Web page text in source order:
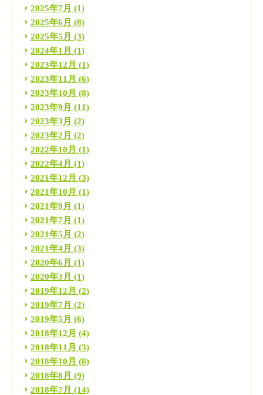
2025年7月 (1)
2025年6月 (8)
2025年5月 (3)
2024年1月 (1)
2023年12月 (1)
2023年11月 (6)
2023年10月 (8)
2023年9月 (11)
2023年3月 (2)
2023年2月 (2)
2022年10月 (1)
2022年4月 (1)
2021年12月 (3)
2021年10月 (1)
2021年9月 (1)
2021年7月 (1)
2021年5月 (2)
2021年4月 (3)
2020年6月 (1)
2020年3月 (1)
2019年12月 (2)
2019年7月 (2)
2019年5月 (6)
2018年12月 (4)
2018年11月 (3)
2018年10月 (8)
2018年8月 (9)
2018年7月 (14)